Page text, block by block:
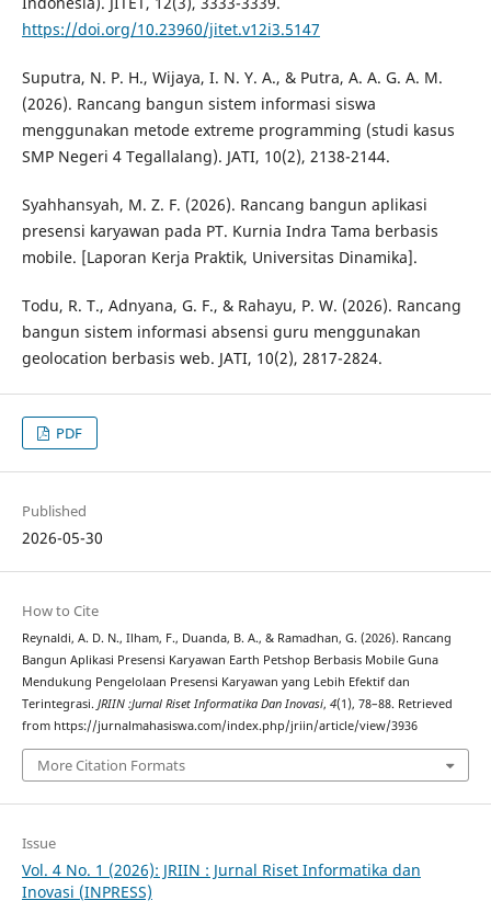
https://doi.org/10.23960/jitet.v12i3.5147
Suputra, N. P. H., Wijaya, I. N. Y. A., & Putra, A. A. G. A. M.
(2026). Rancang bangun sistem informasi siswa
menggunakan metode extreme programming (studi kasus
SMP Negeri 4 Tegallalang). JATI, 10(2), 2138-2144.
Syahhansyah, M. Z. F. (2026). Rancang bangun aplikasi
presensi karyawan pada PT. Kurnia Indra Tama berbasis
mobile. [Laporan Kerja Praktik, Universitas Dinamika].
Todu, R. T., Adnyana, G. F., & Rahayu, P. W. (2026). Rancang
bangun sistem informasi absensi guru menggunakan
geolocation berbasis web. JATI, 10(2), 2817-2824.
PDF
Published
2026-05-30
How to Cite
Reynaldi, A. D. N., Ilham, F., Duanda, B. A., & Ramadhan, G. (2026). Rancang
Bangun Aplikasi Presensi Karyawan Earth Petshop Berbasis Mobile Guna
Mendukung Pengelolaan Presensi Karyawan yang Lebih Efektif dan
Terintegrasi. JRIIN :Jurnal Riset Informatika Dan Inovasi, 4(1), 78–88. Retrieved
from https://jurnalmahasiswa.com/index.php/jriin/article/view/3936
More Citation Formats
Issue
Vol. 4 No. 1 (2026): JRIIN : Jurnal Riset Informatika dan
Inovasi (INPRESS)